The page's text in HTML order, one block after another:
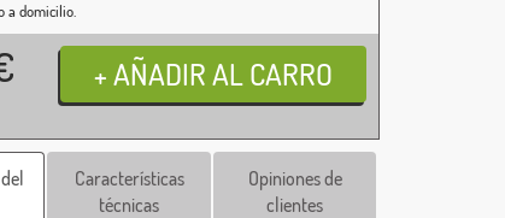
a domicilio.
Características
técnicas
Opiniones de
clientes